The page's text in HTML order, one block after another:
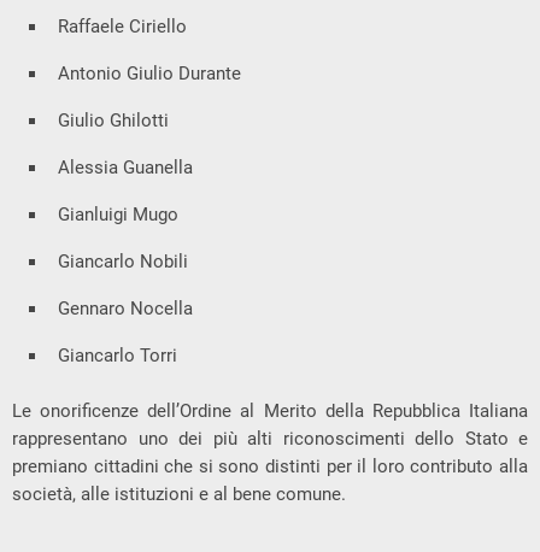
Raffaele Ciriello
Antonio Giulio Durante
Giulio Ghilotti
Alessia Guanella
Gianluigi Mugo
Giancarlo Nobili
Gennaro Nocella
Giancarlo Torri
Le onorificenze dell’Ordine al Merito della Repubblica Italiana
rappresentano uno dei più alti riconoscimenti dello Stato e
premiano cittadini che si sono distinti per il loro contributo alla
società, alle istituzioni e al bene comune.